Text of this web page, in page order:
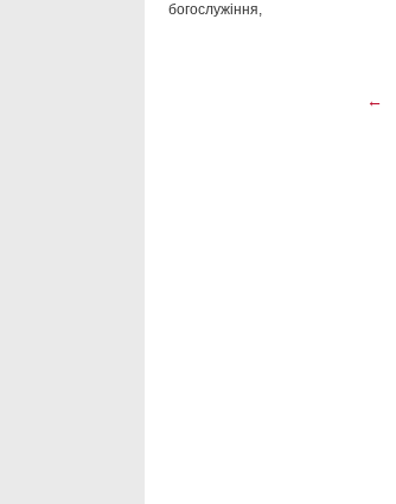
богослужіння,
←